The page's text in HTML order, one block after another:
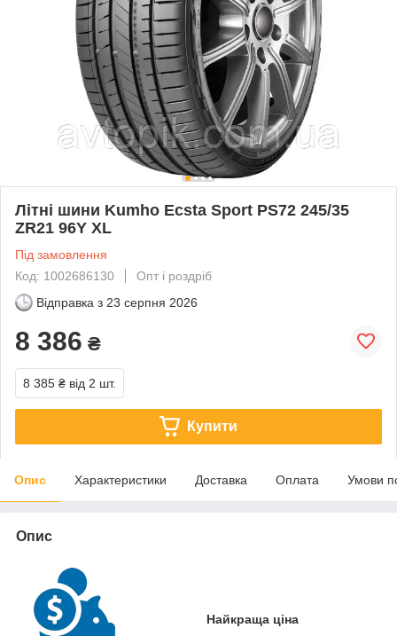
Літні шини Kumho Ecsta Sport PS72 245/35
ZR21 96Y XL
Під замовлення
Код: 1002686130
Опт і роздріб
Відправка з 23 серпня 2026
8 386 ₴
8 385 ₴ від 2 шт.
Купити
Опис Характеристики Доставка Оплата Умови
Опис
Найкраща ціна